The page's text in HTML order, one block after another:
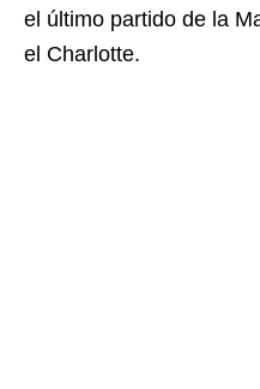
el último partido de la
el Charlotte.